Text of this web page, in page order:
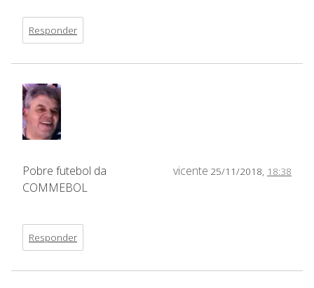
Responder
vicente 25/11/2018, 18:38
Pobre futebol da
COMMEBOL
Responder